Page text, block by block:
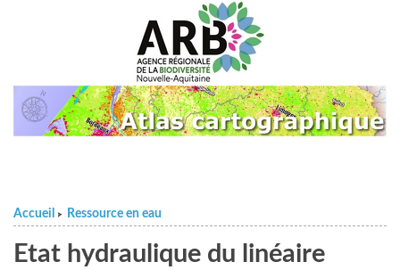
Accueil > Ressource en eau
Etat hydraulique du linéaire